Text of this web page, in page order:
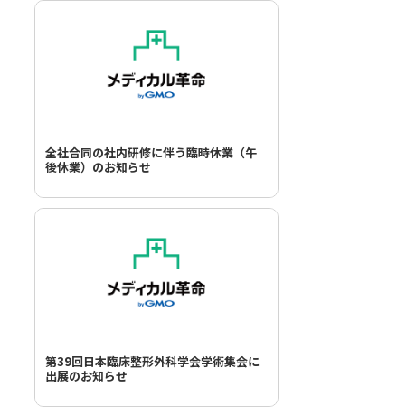
全社合同の社内研修に伴う臨時休業（午
後休業）のお知らせ
第39回日本臨床整形外科学会学術集会に
出展のお知らせ